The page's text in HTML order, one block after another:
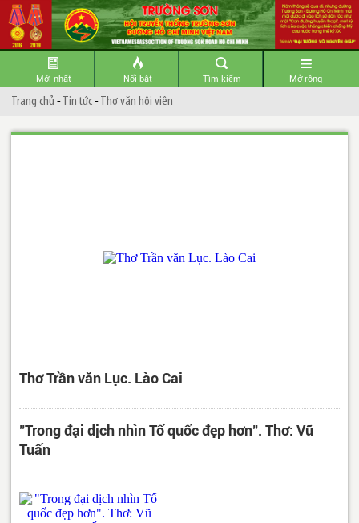
Mới nhất Nổi bật Tìm kiếm Mở rộng
Trang chủ -Tin tức-Thơ văn hội viên
Thơ Trần văn Lục. Lào Cai
"Trong đại dịch nhìn Tổ quốc đẹp hơn". Thơ: Vũ
Tuấn